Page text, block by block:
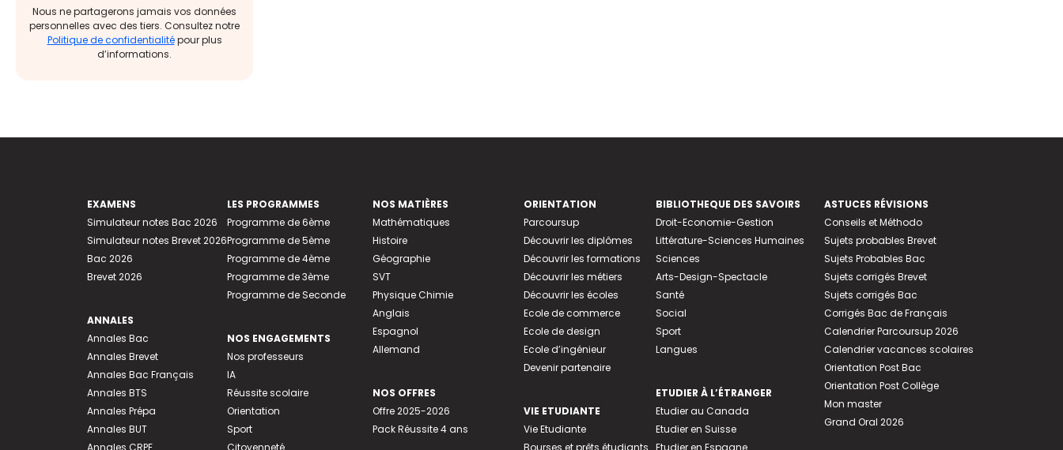
Nous ne partagerons jamais vos données
personnelles avec des tiers. Consultez notre
Politique de confidentialitépour plus
d’informations.
EXAMENS
Simulateur notes Bac 2026
Simulateur notes Brevet 2026
Bac 2026
Brevet 2026
ANNALES
Annales Bac
Annales Brevet
Annales Bac Français
Annales BTS
Annales Prépa
Annales BUT
LES PROGRAMMES
Programme de 6ème
Programme de 5ème
Programme de 4ème
Programme de 3ème
Programme de Seconde
NOS ENGAGEMENTS
Nos professeurs
IA
Réussite scolaire
Orientation
Sport
NOS MATIÈRES
Mathématiques
Histoire
Géographie
SVT
Physique Chimie
Anglais
Espagnol
Allemand
NOS OFFRES
Offre 2025-2026
Pack Réussite 4 ans
ORIENTATION
Parcoursup
Découvrir les diplômes
Découvrir les formations
Découvrir les métiers
Découvrir les écoles
Ecole de commerce
Ecole de design
Ecole d’ingénieur
Devenir partenaire
VIE ETUDIANTE
Vie Etudiante
BIBLIOTHEQUE DES SAVOIRS
Droit-Economie-Gestion
Littérature-Sciences Humaines
Sciences
Arts-Design-Spectacle
Santé
Social
Sport
Langues
ETUDIER À L’ÉTRANGER
Etudier au Canada
Etudier en Suisse
ASTUCES RÉVISIONS
Conseils et Méthodo
Sujets probables Brevet
Sujets Probables Bac
Sujets corrigés Brevet
Sujets corrigés Bac
Corrigés Bac de Français
Calendrier Parcoursup 2026
Calendrier vacances scolaires
Orientation Post Bac
Orientation Post Collège
Mon master
Grand Oral 2026